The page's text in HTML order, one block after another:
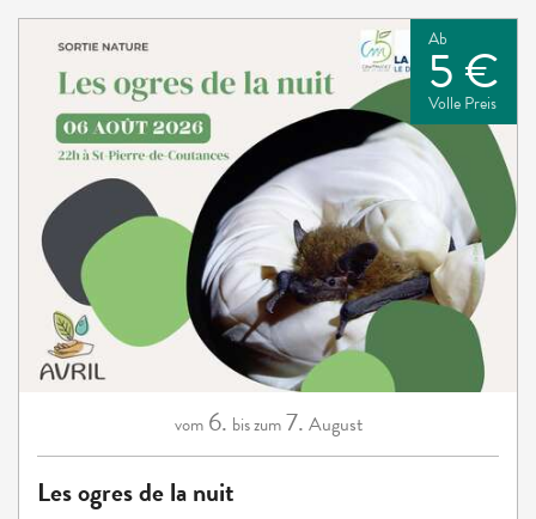
Ab
5 €
Volle Preis
vom 6. bis zum 7. August
Les ogres de la nuit